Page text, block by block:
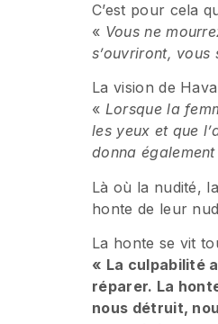
C’est pour cela
« Vous ne
s’ouvriront,
La vision de
« Lorsque la
les yeux et que
donna
Là où la nudité,
honte de leur
La honte se vit
« La culpabilité
réparer. La
nous détruit,